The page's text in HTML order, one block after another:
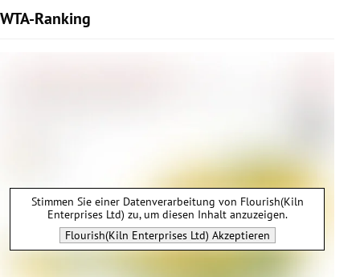
WTA-Ranking
Stimmen Sie einer Datenverarbeitung von Flourish(Kiln
Enterprises Ltd) zu, um diesen Inhalt anzuzeigen.
Flourish(Kiln Enterprises Ltd) Akzeptieren